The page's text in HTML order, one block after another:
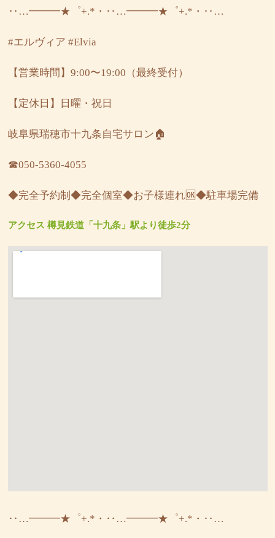
‥…━━━★゜+.*・‥…━━━★゜+.*・‥…
#エルヴィア #Elvia
【営業時間】9:00〜19:00（最終受付）
【定休日】日曜・祝日
岐阜県瑞穂市十九条自宅サロン🏠
☎︎050-5360-4055
◆完全予約制◆完全個室◆お子様連れ🆗◆駐車場完備
アクセス 樽見鉄道「十九条」駅より徒歩2分
‥…━━━★゜+.*・‥…━━━★゜+.*・‥…